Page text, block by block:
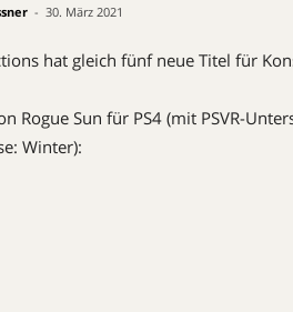
- 30. März 2021
hat gleich fünf neue Titel für
Rogue Sun für PS4 (mit PSVR-
Winter):